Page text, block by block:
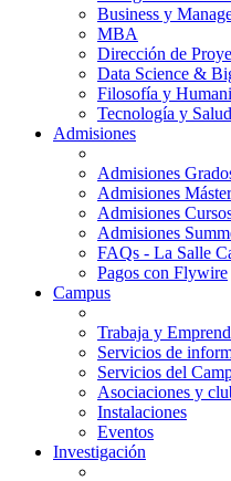
Business y
MBA
Dirección de
Data Science &
Filosofía y
Tecnología y Salud
Admisiones
Admisiones
Admisiones
Admisiones
Admisiones
FAQs - La Salle
Pagos con Flywire
Campus
Trabaja y
Servicios de
Servicios del
Asociaciones y
Instalaciones
Eventos
Investigación